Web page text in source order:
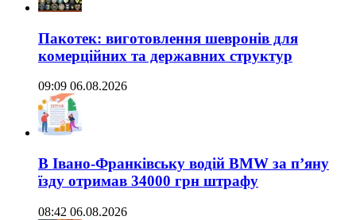
Пакотек: виготовлення шевронів для
комерційних та державних структур
09:09 06.08.2026
В Івано-Франківську водій BMW за п’яну
їзду отримав 34000 грн штрафу
08:42 06.08.2026